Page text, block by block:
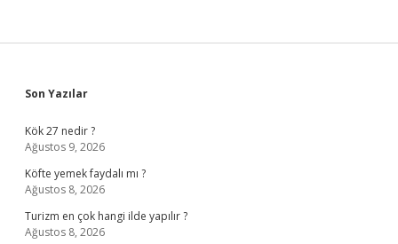
Sidebar
Son Yazılar
Kök 27 nedir ?
Ağustos 9, 2026
Köfte yemek faydalı mı ?
Ağustos 8, 2026
Turizm en çok hangi ilde yapılır ?
Ağustos 8, 2026